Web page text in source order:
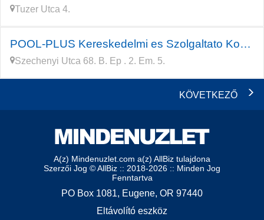
Tuzer Utca 4.
POOL-PLUS Kereskedelmi es Szolgaltato Korlatolt Felelossegu
Szechenyi Utca 68. B. Ep . 2. Em. 5.
KÖVETKEZŐ
A(z) Mindenuzlet.com a(z) AllBiz tulajdona
Szerzői Jog © AllBiz :: 2018-2026 :: Minden Jog
Fenntartva
PO Box 1081, Eugene, OR 97440
Eltávolító eszköz